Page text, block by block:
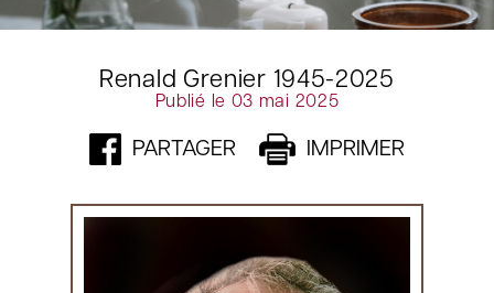
Renald Grenier 1945-2025
Publié le 03 mai 2025
PARTAGER IMPRIMER